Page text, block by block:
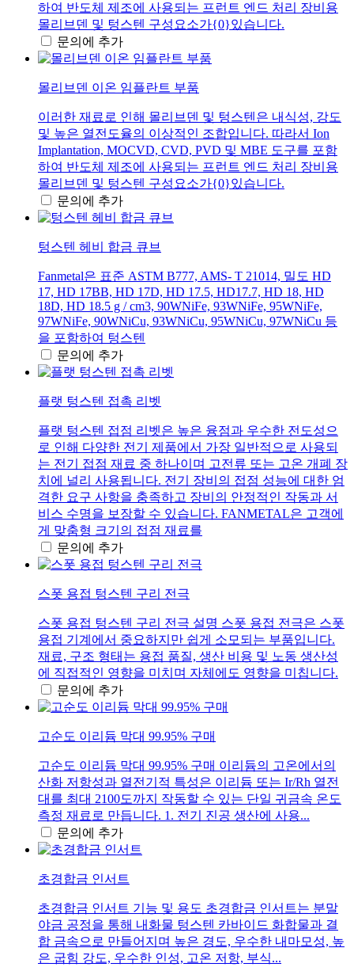
하여 반도체 제조에 사용되는 프런트 엔드 처리 장비용
몰리브덴 및 텅스텐 구성요소가{0}있습니다.
문의에 추가
몰리브덴 이온 임플란트 부품
이러한 재료로 인해 몰리브덴 및 텅스텐은 내식성, 강도
및 높은 열전도율의 이상적인 조합입니다. 따라서 Ion
Implantation, MOCVD, CVD, PVD 및 MBE 도구를 포함
하여 반도체 제조에 사용되는 프런트 엔드 처리 장비용
몰리브덴 및 텅스텐 구성요소가{0}있습니다.
문의에 추가
텅스텐 헤비 합금 큐브
Fanmetal은 표준 ASTM B777, AMS- T 21014, 밀도 HD
17, HD 17BB, HD 17D, HD 17.5, HD17.7, HD 18, HD
18D, HD 18.5 g / cm3, 90WNiFe, 93WNiFe, 95WNiFe,
97WNiFe, 90WNiCu, 93WNiCu, 95WNiCu, 97WNiCu 등
을 포함하여 텅스텐
문의에 추가
플랫 텅스텐 접촉 리벳
플랫 텅스텐 접점 리벳은 높은 융점과 우수한 전도성으
로 인해 다양한 전기 제품에서 가장 일반적으로 사용되
는 전기 접점 재료 중 하나이며 고전류 또는 고온 개폐 장
치에 널리 사용됩니다. 전기 장비의 접점 성능에 대한 엄
격한 요구 사항을 충족하고 장비의 안정적인 작동과 서
비스 수명을 보장할 수 있습니다. FANMETAL은 고객에
게 맞춤형 크기의 접점 재료를
문의에 추가
스폿 용접 텅스텐 구리 전극
스폿 용접 텅스텐 구리 전극 설명 스폿 용접 전극은 스폿
용접 기계에서 중요하지만 쉽게 소모되는 부품입니다.
재료, 구조 형태는 용접 품질, 생산 비용 및 노동 생산성
에 직접적인 영향을 미치며 자체에도 영향을 미칩니다.
문의에 추가
고순도 이리듐 막대 99.95% 구매
고순도 이리듐 막대 99.95% 구매 이리듐의 고온에서의
산화 저항성과 열전기적 특성은 이리듐 또는 Ir/Rh 열전
대를 최대 2100도까지 작동할 수 있는 단일 귀금속 온도
측정 재료로 만듭니다. 1. 전기 진공 생산에 사용...
문의에 추가
초경합금 인서트
초경합금 인서트 기능 및 용도 초경합금 인서트는 분말
야금 공정을 통해 내화물 텅스텐 카바이드 화합물과 결
합 금속으로 만들어지며 높은 경도, 우수한 내마모성, 높
은 굽힘 강도, 우수한 인성, 고온 저항, 부식...